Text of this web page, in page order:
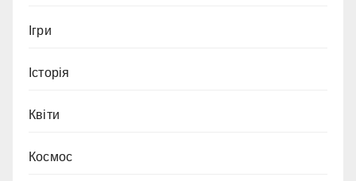
Ігри
Історія
Квіти
Космос